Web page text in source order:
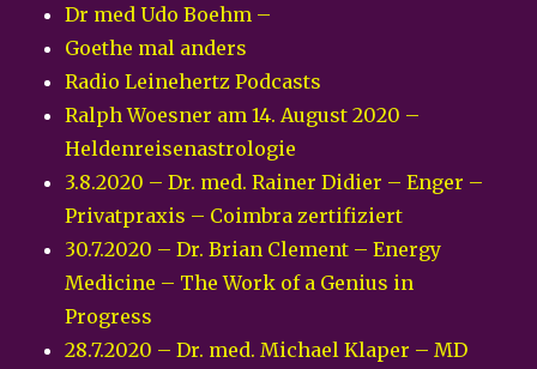
Dr med Udo Boehm –
Goethe mal anders
Radio Leinehertz Podcasts
Ralph Woesner am 14. August 2020 –
Heldenreisenastrologie
3.8.2020 – Dr. med. Rainer Didier – Enger –
Privatpraxis – Coimbra zertifiziert
30.7.2020 – Dr. Brian Clement – Energy
Medicine – The Work of a Genius in
Progress
28.7.2020 – Dr. med. Michael Klaper – MD